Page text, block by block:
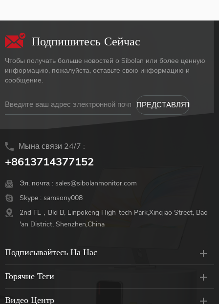
Подпишитесь Сейчас
Чтобы получать больше новостей о Sibolan или более ценную
информацию, пожалуйста, оставьте свою информацию и
сообщение.
Мына связи 24/7 :
+8613714377152
Эл. почта : sales@sibolanmonitor.com
Skype : samsony008
2nd FL，Bld B, Linpokeng High-tech Park,Xinqiao Street, Bao
'an District, Shenzhen,China
Подписывайтесь На Нас
Горячие Теги
Видео Центр